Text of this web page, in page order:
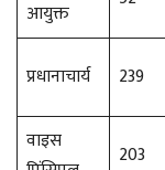
आयुक्त
प्रधानाचार्य 239
वाइस
203